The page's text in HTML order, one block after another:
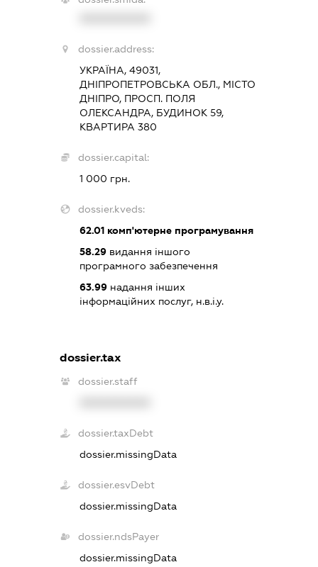
dossier.address:
УКРАЇНА, 49031,
ДНІПРОПЕТРОВСЬКА ОБЛ., МІСТО
ДНІПРО, ПРОСП. ПОЛЯ
ОЛЕКСАНДРА, БУДИНОК 59,
КВАРТИРА 380
dossier.capital:
1 000 грн.
dossier.kveds:
62.01комп'ютерне програмування
58.29видання іншого
програмного забезпечення
63.99надання інших
інформаційних послуг, н.в.і.у.
dossier.tax
dossier.staff
dossier.taxDebt
dossier.missingData
dossier.esvDebt
dossier.missingData
dossier.ndsPayer
dossier.missingData